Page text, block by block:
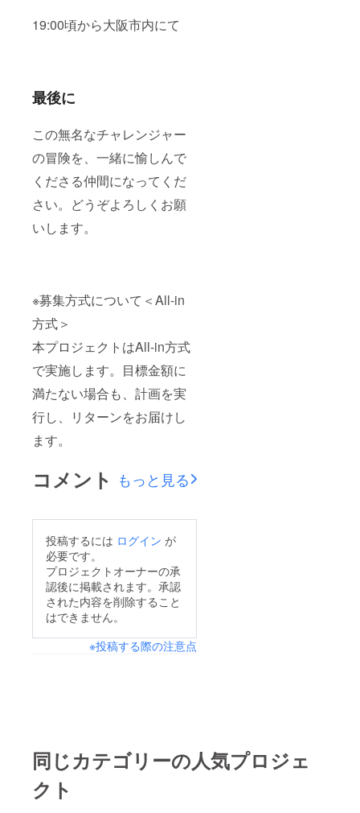
19:00頃から大阪市内にて
最後に
この無名なチャレンジャー
の冒険を、一緒に愉しんで
くださる仲間になってくだ
さい。どうぞよろしくお願
いします。
※募集方式について＜All-in
方式＞
本プロジェクトはAll-in方式
で実施します。目標金額に
満たない場合も、計画を実
行し、リターンをお届けし
ます。
コメント もっと見る
投稿するには ログイン が
必要です。
プロジェクトオーナーの承
認後に掲載されます。承認
された内容を削除すること
はできません。
※投稿する際の注意点
同じカテゴリーの人気プロジェ
クト